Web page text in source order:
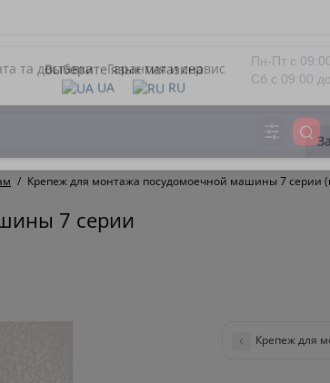
Пн-Пт с
Сб с 09:00
та доставка Гарантия и сервис
Крепеж для монтажа посудомоечной машины 7 серии
7 серии
Выберите язык магазина
Крепеж для